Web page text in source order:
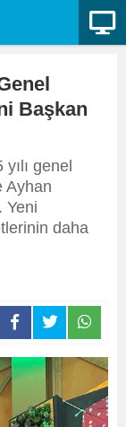
Başkan
genel
Ayhan
Yeni
daha